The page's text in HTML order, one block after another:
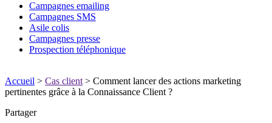
Campagnes emailing
Campagnes SMS
Asile colis
Campagnes presse
Prospection téléphonique
Accueil > Cas client > Comment lancer des actions marketing
pertinentes grâce à la Connaissance Client ?
Partager